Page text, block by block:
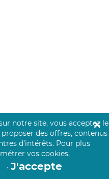
notre site, vous acceptez le
des offres, contenus
d’intérêts. Pour plus
vos cookies,
. J'accepte
✕